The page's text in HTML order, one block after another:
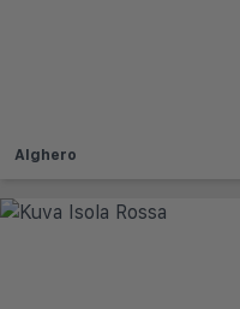
Alghero